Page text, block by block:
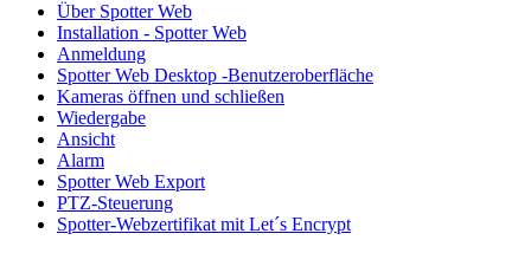
Über Spotter Web
Installation - Spotter Web
Anmeldung
Spotter Web Desktop -Benutzeroberfläche
Kameras öffnen und schließen
Wiedergabe
Ansicht
Alarm
Spotter Web Export
PTZ-Steuerung
Spotter-Webzertifikat mit Let´s Encrypt